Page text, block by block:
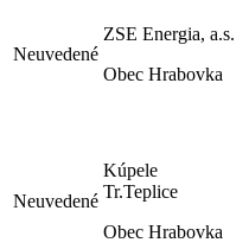
Neuvedené
ZSE Energia, a.s.
Obec Hrabovka
Neuvedené
Kúpele
Tr.Teplice
Obec Hrabovka